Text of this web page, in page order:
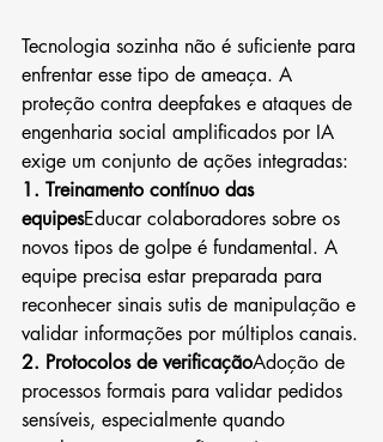
Tecnologia sozinha não é suficiente para
enfrentar esse tipo de ameaça. A
proteção contra deepfakes e ataques de
engenharia social amplificados por IA
exige um conjunto de ações integradas:
1. Treinamento contínuo das
equipesEducar colaboradores sobre os
novos tipos de golpe é fundamental. A
equipe precisa estar preparada para
reconhecer sinais sutis de manipulação e
validar informações por múltiplos canais.
2. Protocolos de verificaçãoAdoção de
processos formais para validar pedidos
sensíveis, especialmente quando